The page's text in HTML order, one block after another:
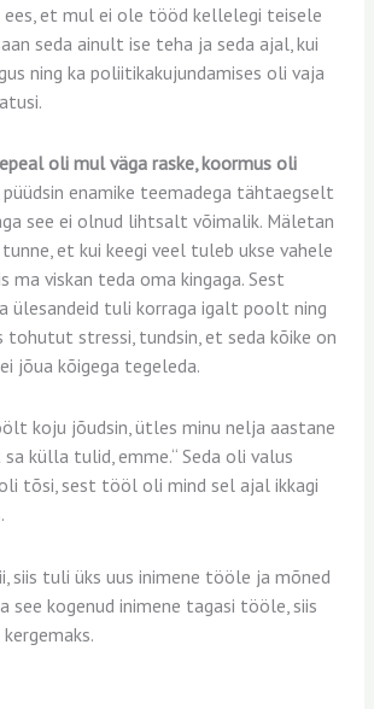
ees, et mul ei ole tööd kellelegi teisele
seda ainult ise teha ja seda ajal, kui
ning ka poliitikakujundamises oli vaja
oli mul väga raske, koormus oli
püüdsin enamike teemadega tähtaegselt
see ei olnud lihtsalt võimalik. Mäletan
et kui keegi veel tuleb ukse vahele
ma viskan teda oma kingaga. Sest
ülesandeid tuli korraga igalt poolt ning
tohutut stressi, tundsin, et seda kõike on
jõua kõigega tegeleda.
koju jõudsin, ütles minu nelja aastane
külla tulid, emme.“ Seda oli valus
tõsi, sest tööl oli mind sel ajal ikkagi
siis tuli üks uus inimene tööle ja mõned
see kogenud inimene tagasi tööle, siis